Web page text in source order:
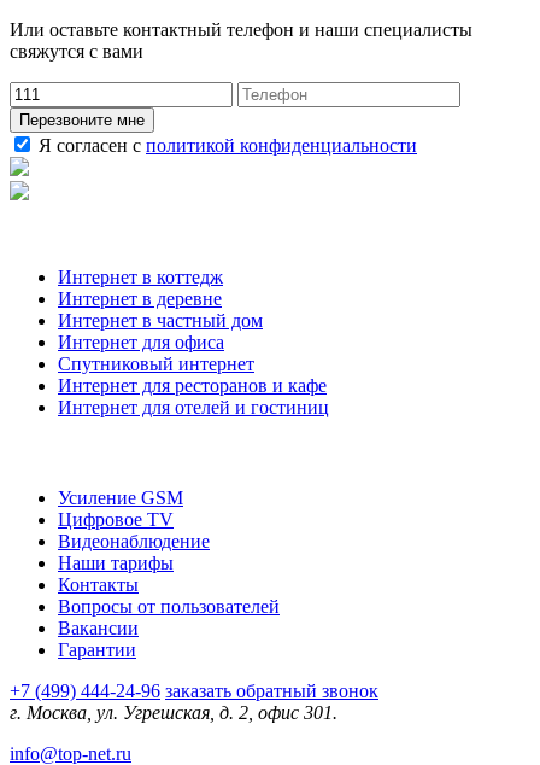
Или оставьте контактный телефон и наши специалисты
свяжутся с вами
Перезвоните мне
Я согласен с политикой конфиденциальности
Интернет в коттедж
Интернет в деревне
Интернет в частный дом
Интернет для офиса
Спутниковый интернет
Интернет для ресторанов и кафе
Интернет для отелей и гостиниц
Усиление GSM
Цифровое TV
Видеонаблюдение
Наши тарифы
Контакты
Вопросы от пользователей
Вакансии
Гарантии
+7 (499) 444-24-96 заказать обратный звонок
г. Москва, ул. Угрешская, д. 2, офис 301.
info@top-net.ru